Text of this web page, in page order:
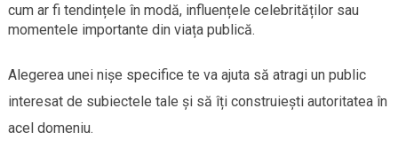
cum ar fi tendințele în modă, influențele celebrităților sau
momentele importante din viața publică.
Alegerea unei nișe specifice te va ajuta să atragi un public
interesat de subiectele tale și să îți construiești autoritatea în
acel domeniu.